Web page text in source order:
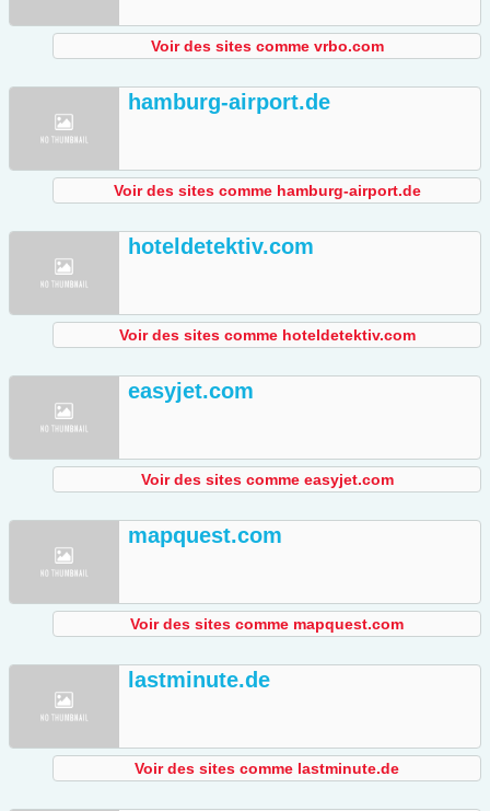
Voir des sites comme vrbo.com
hamburg-airport.de
Voir des sites comme hamburg-airport.de
hoteldetektiv.com
Voir des sites comme hoteldetektiv.com
easyjet.com
Voir des sites comme easyjet.com
mapquest.com
Voir des sites comme mapquest.com
lastminute.de
Voir des sites comme lastminute.de